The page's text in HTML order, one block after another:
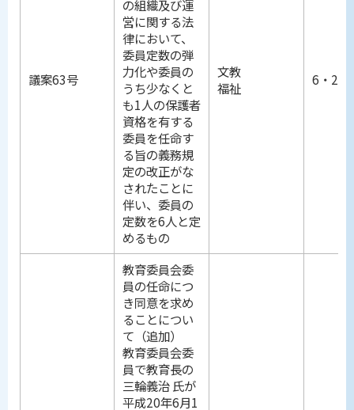
議案63号
の組織及び運
営に関する法
律において、
委員定数の弾
力化や委員の
うち少なくと
も1人の保護者
資格を有する
委員を任命す
る旨の義務規
定の改正がな
されたことに
伴い、委員の
定数を6人と定
めるもの
文教
福祉
6・25
教育委員会委
員の任命につ
き同意を求め
ることについ
て（追加）
教育委員会委
員で教育長の
三輪義治 氏が
平成20年6月1